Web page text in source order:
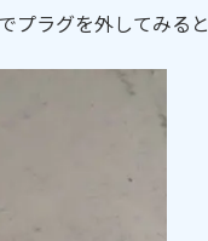
プラグを外してみると